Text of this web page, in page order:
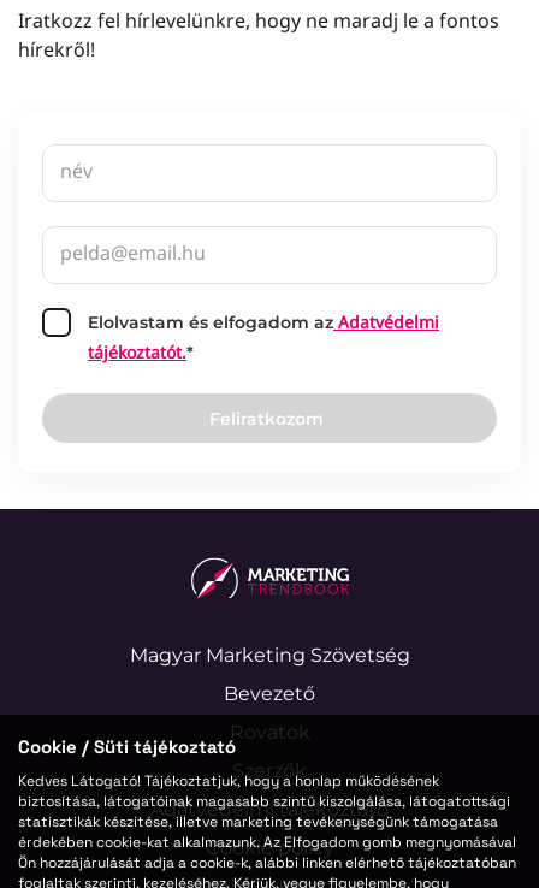
Cookie / Süti tájékoztató
Kedves Látogató! Tájékoztatjuk, hogy a honlap működésének
biztosítása, látogatóinak magasabb szintű kiszolgálása, látogatottsági
statisztikák készítése, illetve marketing tevékenységünk támogatása
érdekében cookie-kat alkalmazunk. Az Elfogadom gomb megnyomásával
Ön hozzájárulását adja a cookie-k, alábbi linken elérhető tájékoztatóban
foglaltak szerinti, kezeléséhez. Kérjük, vegye figyelembe, hogy
Iratkozz fel hírlevelünkre, hogy ne maradj le a fontos
hírekről!
Elolvastam és elfogadom azAdatvédelmi
tájékoztatót.*
Feliratkozom
Magyar Marketing Szövetség
Bevezető
Rovatok
Szerzők
Adatvédelmi tájékoztató
Cookie policy